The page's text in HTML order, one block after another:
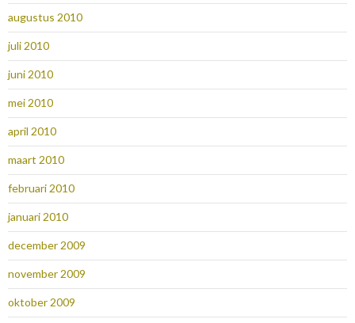
augustus 2010
juli 2010
juni 2010
mei 2010
april 2010
maart 2010
februari 2010
januari 2010
december 2009
november 2009
oktober 2009